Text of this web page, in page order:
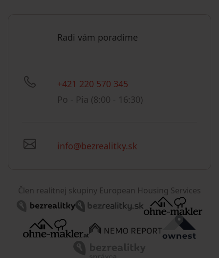
Radi vám poradíme
+421 220 570 345
Po - Pia (8:00 - 16:30)
info@bezrealitky.sk
Člen realitnej skupiny European Housing Services